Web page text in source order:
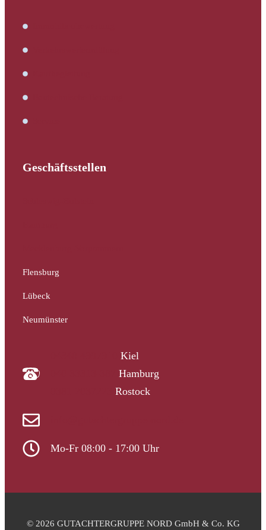
Geschäftsstellen
Flensburg
Lübeck
Neumünster
Kiel
Hamburg
Rostock
Mo-Fr 08:00 - 17:00 Uhr
© 2026 GUTACHTERGRUPPE NORD GmbH & Co. KG